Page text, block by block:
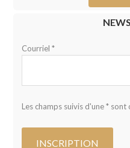
Courriel *
Les champs suivis d'une *